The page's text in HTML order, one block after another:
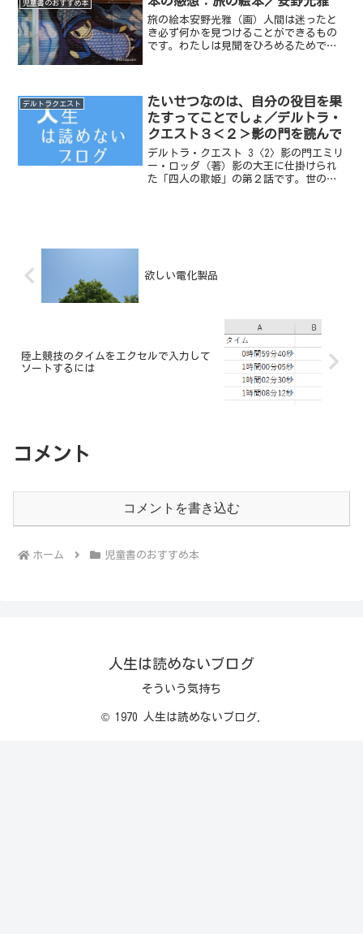
年代によって立ち止まりた...
児童書のおすすめ本
旅の絵本安野光雅（画）人間は迷ったと
き必ず何かを見つけることができるもの
です。わたしは見聞をひろめるためでは
は見る人にゆだねられ...
デルトラクエスト
たいせつなのは、自分の役目を果
たすってことでしょ／デルトラ・
クエスト３＜２＞影の門を読んで
デルトラ・クエスト 3〈2〉影の門エミリ
ー・ロッダ（著）影の大王に仕掛けられ
た「四人の歌姫」の第２話です。世の中
欲しい電化製品
陸上競技のタイムをエクセルで入力して
ソートするには
コメント
コメントを書き込む
ホーム 児童書のおすすめ本
人生は読めないブログ
そういう気持ち
© 1970 人生は読めないブログ.